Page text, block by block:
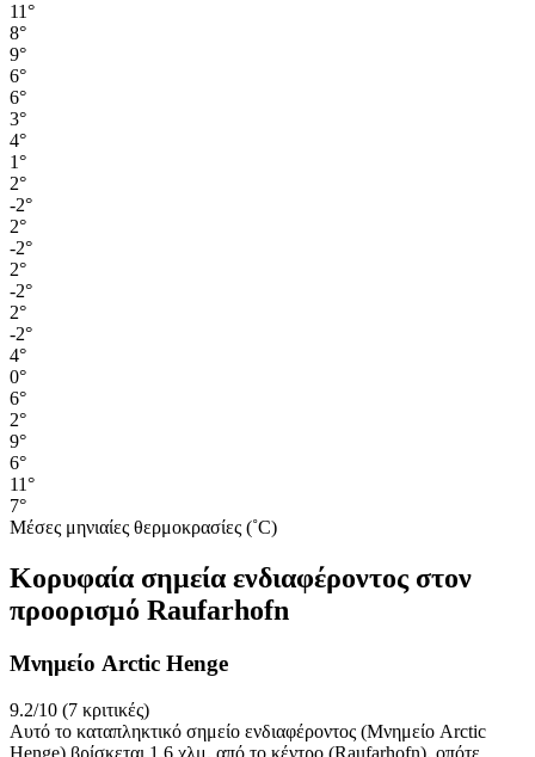
11°
8°
9°
6°
6°
3°
4°
1°
2°
-2°
2°
-2°
2°
-2°
2°
-2°
4°
0°
6°
2°
9°
6°
11°
7°
Μέσες μηνιαίες θερμοκρασίες (˚C)
Κορυφαία σημεία ενδιαφέροντος στον
προορισμό Raufarhofn
Μνημείο Arctic Henge
9.2/10 (7 κριτικές)
Αυτό το καταπληκτικό σημείο ενδιαφέροντος (Μνημείο Arctic
Henge) βρίσκεται 1,6 χλμ. από το κέντρο (Raufarhofn), οπότε